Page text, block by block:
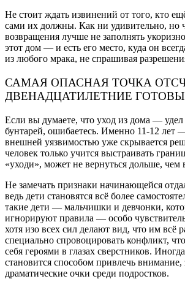
Не стоит ждать извинений от того, кто
сами их должны. Как ни удивительно, но
возвращения лучше не заполнять
этот дом — и есть его место, куда он
из любого мрака, не спрашивая
САМАЯ ОПАСНАЯ ТОЧКА
ДВЕНАДЦАТИЛЕТНИЕ
Если вы думаете, что уход из дома — удел
бунтарей, ошибаетесь. Именно 11-12 лет —
внешней уязвимостью уже скрывается
человек только учится выстраивать
«уходи», может не вернуться дольше, чем
Не замечать признаки начинающейся
ведь дети становятся всё более
такие дети — мальчишки и девчонки,
игнорируют правила — особо
хотя изо всех сил делают вид, что им всё
специально спровоцировать конфликт,
себя героями в глазах сверстников.
становится способом привлечь внимание,
драматические очки среди подростков.